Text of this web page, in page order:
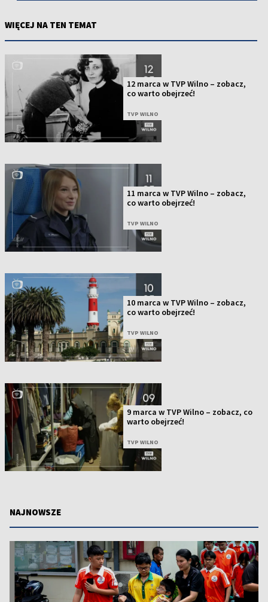
WIĘCEJ NA TEN TEMAT
12 marca w TVP Wilno – zobacz,
co warto obejrzeć!
TVP WILNO
11 marca w TVP Wilno – zobacz,
co warto obejrzeć!
TVP WILNO
10 marca w TVP Wilno – zobacz,
co warto obejrzeć!
TVP WILNO
9 marca w TVP Wilno – zobacz, co
warto obejrzeć!
TVP WILNO
NAJNOWSZE